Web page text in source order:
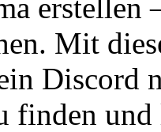
erstellen
Mit
Discord
finden